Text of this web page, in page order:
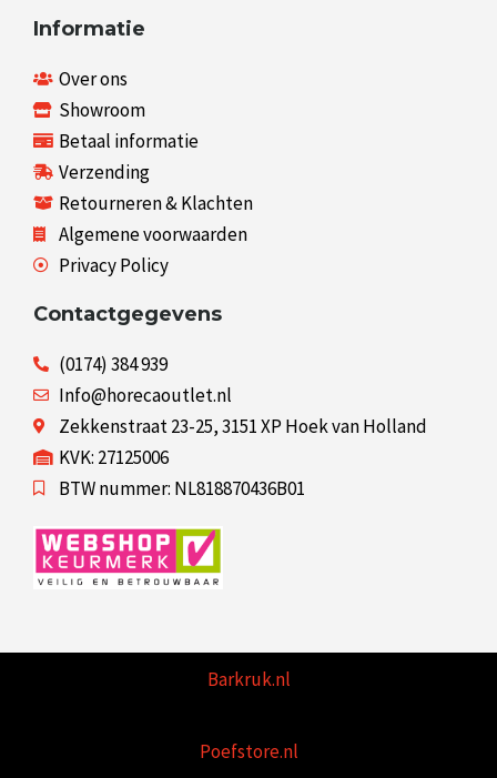
Informatie
Over ons
Showroom
Betaal informatie
Verzending
Retourneren & Klachten
Algemene voorwaarden
Privacy Policy
Contactgegevens
(0174) 384 939
Info@horecaoutlet.nl
Zekkenstraat 23-25, 3151 XP Hoek van Holland
KVK: 27125006
BTW nummer: NL818870436B01
Barkruk.nl
Poefstore.nl